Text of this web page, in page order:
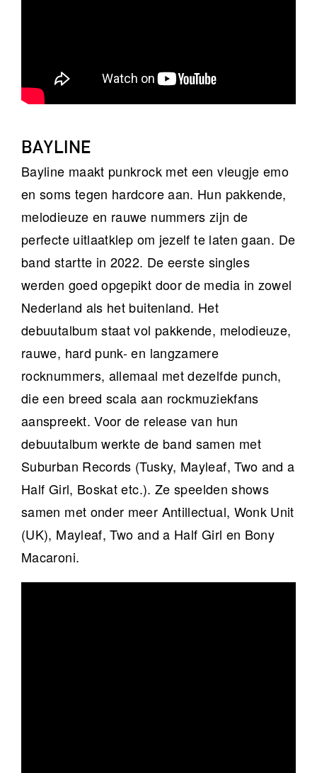
BAYLINE
Bayline maakt punkrock met een vleugje emo
en soms tegen hardcore aan. Hun pakkende,
melodieuze en rauwe nummers zijn de
perfecte uitlaatklep om jezelf te laten gaan. De
band startte in 2022. De eerste singles
werden goed opgepikt door de media in zowel
Nederland als het buitenland. Het
debuutalbum staat vol pakkende, melodieuze,
rauwe, hard punk- en langzamere
rocknummers, allemaal met dezelfde punch,
die een breed scala aan rockmuziekfans
aanspreekt. Voor de release van hun
debuutalbum werkte de band samen met
Suburban Records (Tusky, Mayleaf, Two and a
Half Girl, Boskat etc.). Ze speelden shows
samen met onder meer Antillectual, Wonk Unit
(UK), Mayleaf, Two and a Half Girl en Bony
Macaroni.